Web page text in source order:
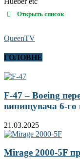
Открыть список
QueenTV
ГОЛОВНЕ
F-47 – Boeing
винищувача 6-го
21.03.2025
Mirage 2000-5F